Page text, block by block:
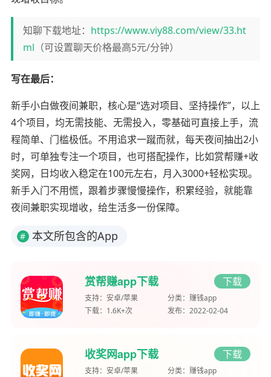
知聊下载地址： https://www.viy88.com/view/33.ht
ml （可设置聊天价格最高5元/分钟）
写在最后：
新手小白做夜间兼职，核心是“选对项目、坚持操作”，以上
4个项目，均无需技能、无需投入，零基础可直接上手，流
程简单、门槛极低。不用追求一蹴而就，每天夜间抽出2小
时，可单独专注一个项目，也可搭配操作，比如赏帮赚+收
奖网，日均收入稳定在100元左右，月入3000+轻松实现。
新手入门不用慌，跟着步骤慢慢操作，积累经验，就能靠
夜间兼职实现增收，给生活多一份保障。
# 本文所包含的App
赏帮赚app下载 下载
支持： 安卓/苹果 分类： 赚钱app
下载： 1.6K+次 发布： 2022-02-04
收奖网app下载 下载
支持： 安卓/苹果 分类： 赚钱app